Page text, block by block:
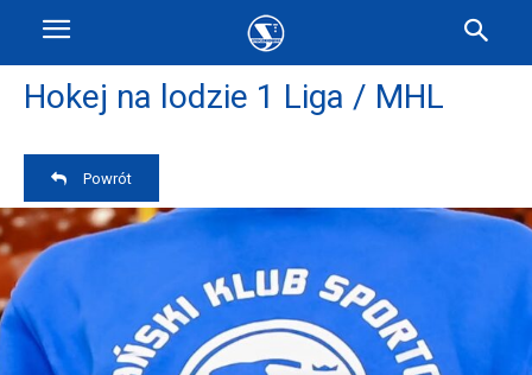
Hokej na lodzie 1 Liga / MHL
Powrót